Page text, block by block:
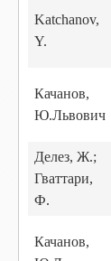
Katchanov,
Y.
Качанов,
Ю.Львович
Делез, Ж.;
Гваттари,
Ф.
Качанов,